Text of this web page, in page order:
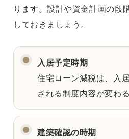
ります。設計や資金計画の段
しておきましょう。
入居予定時期
住宅ローン減税は、入
される制度内容が変わ
建築確認の時期